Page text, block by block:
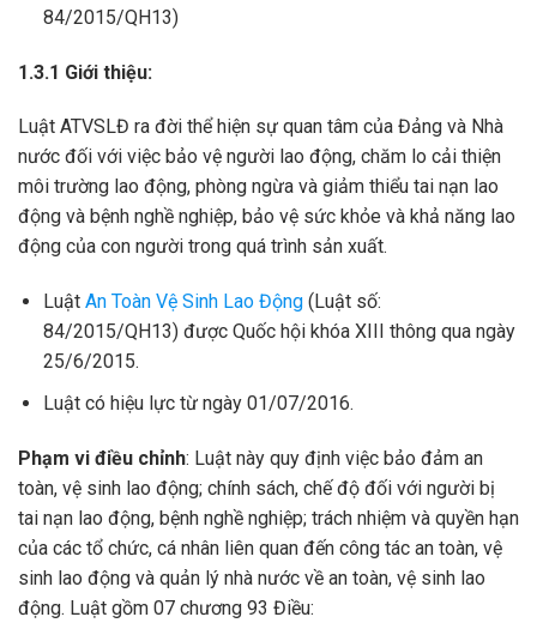
84/2015/QH13)
1.3.1 Giới thiệu:
Luật ATVSLĐ ra đời thể hiện sự quan tâm của Đảng và Nhà
nước đối với việc bảo vệ người lao động, chăm lo cải thiện
môi trường lao động, phòng ngừa và giảm thiểu tai nạn lao
động và bệnh nghề nghiệp, bảo vệ sức khỏe và khả năng lao
động của con người trong quá trình sản xuất.
Luật An Toàn Vệ Sinh Lao Động(Luật số:
84/2015/QH13) được Quốc hội khóa XIII thông qua ngày
25/6/2015.
Luật có hiệu lực từ ngày 01/07/2016.
Phạm vi điều chỉnh: Luật này quy định việc bảo đảm an
toàn, vệ sinh lao động; chính sách, chế độ đối với người bị
tai nạn lao động, bệnh nghề nghiệp; trách nhiệm và quyền hạn
của các tổ chức, cá nhân liên quan đến công tác an toàn, vệ
sinh lao động và quản lý nhà nước về an toàn, vệ sinh lao
động. Luật gồm 07 chương 93 Điều: